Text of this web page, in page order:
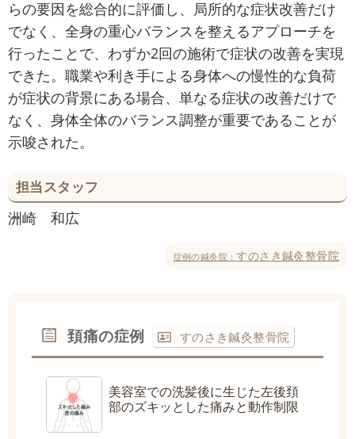
らの要因を総合的に評価し、局所的な症状改善だけ
でなく、全身の重心バランスを整えるアプローチを
行ったことで、わずか2回の施術で症状の改善を実現
できた。職業や利き手による身体への慢性的な負荷
が症状の背景にある場合、単なる症状の改善だけで
なく、身体全体のバランス調整が重要であることが
示唆された。
担当スタッフ
洲崎 和広
症例の鍼灸院：すのさき鍼灸整骨院
頚痛の症例 すのさき鍼灸整骨院
美容室での洗髪後に生じた左後頚
部のズキッとした痛みと動作制限